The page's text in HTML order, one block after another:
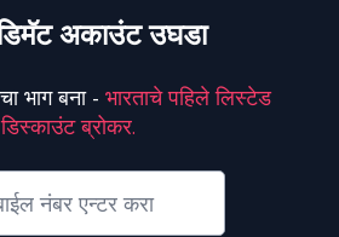
अकाउंट उघडा
भाग बना - भारताचे पहिले लिस्टेड
डिस्काउंट ब्रोकर.